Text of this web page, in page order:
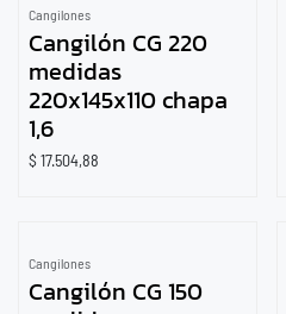
Cangilones
Cangilón CG 220
medidas
220x145x110 chapa
1,6
$17.504,88
Cangilones
Cangilón CG 150